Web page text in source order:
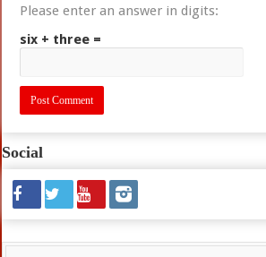
Please enter an answer in digits:
six + three =
Social